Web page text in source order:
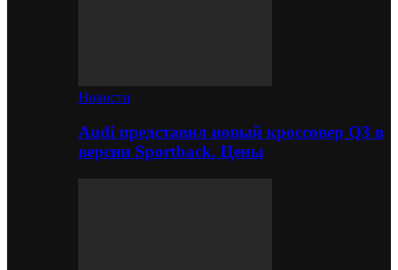
Новости
Audi представил новый кроссовер Q3 в
версии Sportback. Цены